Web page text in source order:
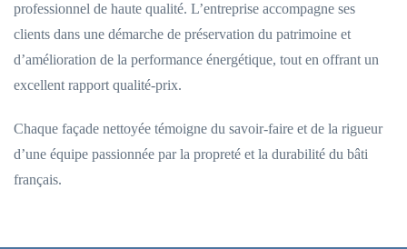
professionnel de haute qualité. L’entreprise accompagne ses
clients dans une démarche de préservation du patrimoine et
d’amélioration de la performance énergétique, tout en offrant un
excellent rapport qualité-prix.
Chaque façade nettoyée témoigne du savoir-faire et de la rigueur
d’une équipe passionnée par la propreté et la durabilité du bâti
français.